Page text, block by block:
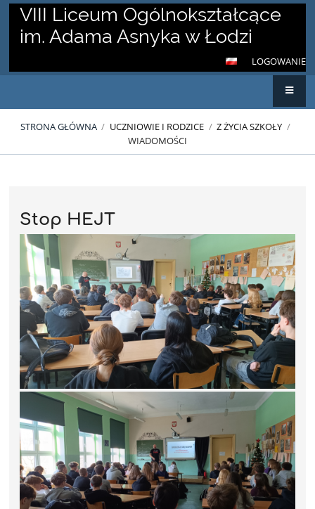
VIII Liceum Ogólnokształcące
im. Adama Asnyka w Łodzi
LOGOWANIE
STRONA GŁÓWNA / UCZNIOWIE I RODZICE / Z ŻYCIA SZKOŁY /
WIADOMOŚCI
Stop HEJT